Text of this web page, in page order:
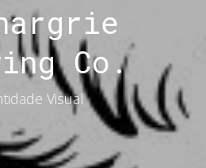
Co.
Visual